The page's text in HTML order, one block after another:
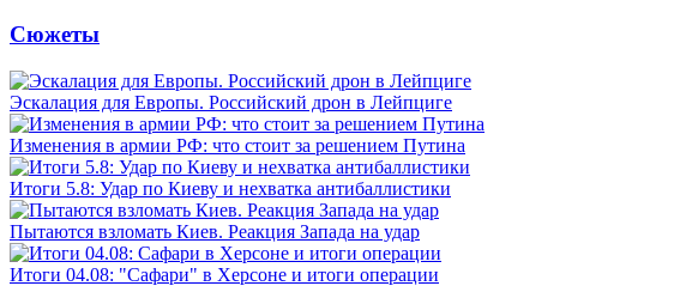
Сюжеты
Эскалация для Европы. Российский дрон в Лейпциге
Изменения в армии РФ: что стоит за решением Путина
Итоги 5.8: Удар по Киеву и нехватка антибаллистики
Пытаются взломать Киев. Реакция Запада на удар
Итоги 04.08: "Сафари" в Херсоне и итоги операции